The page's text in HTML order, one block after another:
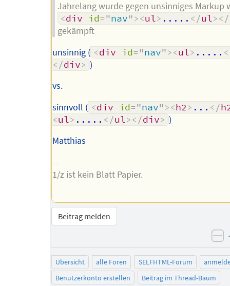
Jahrelang wurde gegen unsinniges Markup
<div id="nav"><ul> ..... </ul></
gekämpft
unsinnig ( <div id="nav"><ul> .....
</div> )
vs.
sinnvoll ( <div id="nav"><h2> ... </
<ul> ..... </ul></div> )
Matthias
--
1/z ist kein Blatt Papier.
Beitrag melden
Übersicht alle Foren SELFHTML-Forum
Benutzerkonto erstellen
Beitrag im Thread-Baum